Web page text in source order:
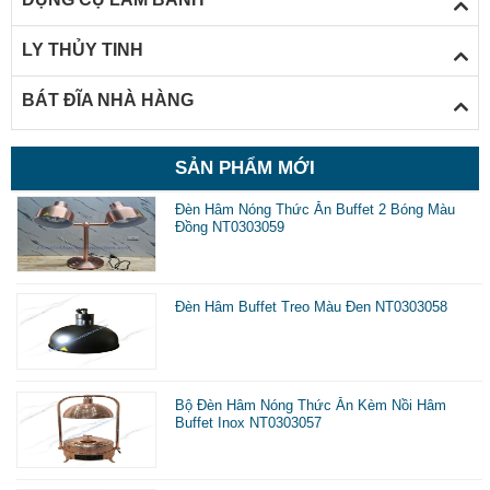
Đèn hâm nóng thức ăn buffet giá rẻ Hồ Chí Minh
II. Phân loại đèn hâm nóng thức ăn buffet
LY THỦY TINH
BÁT ĐĨA NHÀ HÀNG
SẢN PHẨM MỚI
Đèn Hâm Nóng Thức Ăn Buffet 2 Bóng Màu
Đồng NT0303059
Đèn Hâm Buffet Treo Màu Đen NT0303058
Bộ Đèn Hâm Nóng Thức Ăn Kèm Nồi Hâm
Buffet Inox NT0303057